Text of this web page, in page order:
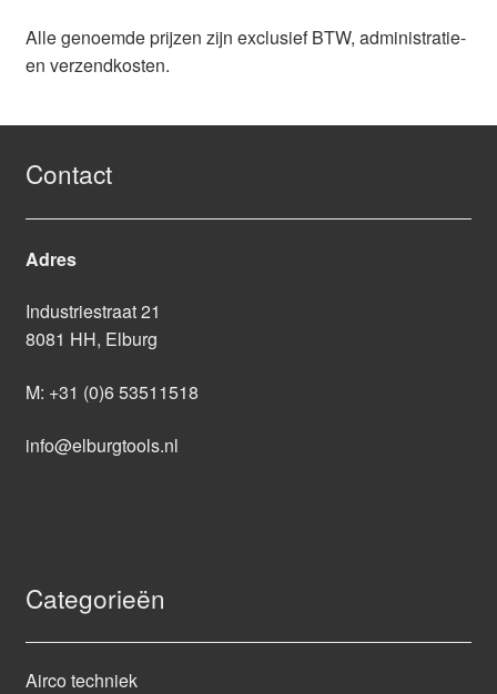
Alle genoemde prijzen zijn exclusief BTW, administratie-
en verzendkosten.
Contact
Adres
Industriestraat 21
8081 HH, Elburg
M: +31 (0)6 53511518
info@elburgtools.nl
Categorieën
Airco techniek